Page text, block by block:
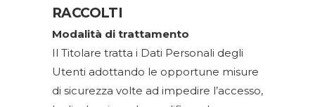
RACCOLTI
Modalità di trattamento
Il Titolare tratta i Dati Personali degli
Utenti adottando le opportune misure
di sicurezza volte ad impedire l’accesso,